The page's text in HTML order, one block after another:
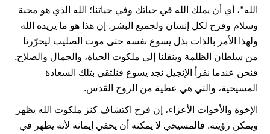
الله"، أي أن يملك الله في حياتك وفي حياتنا؛ الله الذي هو محبة
وسلام وفرح لكل إنسان ولجميع البشر. إن هذا هو ما يريده الله
ولهذا الأمر بالذات بذل يسوع نفسه حتى موت الصليب ليحرّرنا
من سلطان الظلمة وينقلنا إلى ملكوت الحياة، والجمال والصلاح.
فنحن عندما نقرأ الإنجيل نجد يسوع فنلتقي بتلك السعادة
المسيحية، والتي هي عطية من الروح القدس.
الإخوة والأخوات الأعزاء، إن فرح اكتشاف كنز ملكوت الله يظهر
ويمكن رؤيته. فالمسيحي لا يمكنه أن يخفي إيمانه لأنه يظهر في